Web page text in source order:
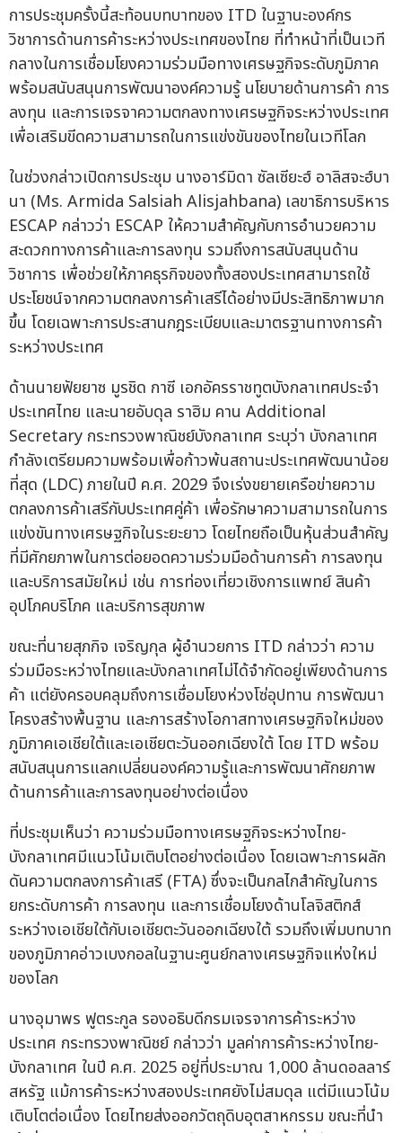
การประชุมครั้งนี้สะท้อนบทบาทของ ITD ในฐานะองค์กร
วิชาการด้านการค้าระหว่างประเทศของไทย ที่ทำหน้าที่เป็นเวที
กลางในการเชื่อมโยงความร่วมมือทางเศรษฐกิจระดับภูมิภาค
พร้อมสนับสนุนการพัฒนาองค์ความรู้ นโยบายด้านการค้า การ
ลงทุน และการเจรจาความตกลงทางเศรษฐกิจระหว่างประเทศ
เพื่อเสริมขีดความสามารถในการแข่งขันของไทยในเวทีโลก
ในช่วงกล่าวเปิดการประชุม นางอาร์มิดา ซัลเซียะฮ์ อาลิสจะฮ์บา
นา (Ms. Armida Salsiah Alisjahbana) เลขาธิการบริหาร
ESCAP กล่าวว่า ESCAP ให้ความสำคัญกับการอำนวยความ
สะดวกทางการค้าและการลงทุน รวมถึงการสนับสนุนด้าน
วิชาการ เพื่อช่วยให้ภาคธุรกิจของทั้งสองประเทศสามารถใช้
ประโยชน์จากความตกลงการค้าเสรีได้อย่างมีประสิทธิภาพมาก
ขึ้น โดยเฉพาะการประสานกฎระเบียบและมาตรฐานทางการค้า
ระหว่างประเทศ
ด้านนายฟัยยาซ มูรชิด กาซี เอกอัครราชทูตบังกลาเทศประจำ
ประเทศไทย และนายอับดุล ราฮิม คาน Additional
Secretary กระทรวงพาณิชย์บังกลาเทศ ระบุว่า บังกลาเทศ
กำลังเตรียมความพร้อมเพื่อก้าวพ้นสถานะประเทศพัฒนาน้อย
ที่สุด (LDC) ภายในปี ค.ศ. 2029 จึงเร่งขยายเครือข่ายความ
ตกลงการค้าเสรีกับประเทศคู่ค้า เพื่อรักษาความสามารถในการ
แข่งขันทางเศรษฐกิจในระยะยาว โดยไทยถือเป็นหุ้นส่วนสำคัญ
ที่มีศักยภาพในการต่อยอดความร่วมมือด้านการค้า การลงทุน
และบริการสมัยใหม่ เช่น การท่องเที่ยวเชิงการแพทย์ สินค้า
อุปโภคบริโภค และบริการสุขภาพ
ขณะที่นายสุภกิจ เจริญกุล ผู้อำนวยการ ITD กล่าวว่า ความ
ร่วมมือระหว่างไทยและบังกลาเทศไม่ได้จำกัดอยู่เพียงด้านการ
ค้า แต่ยังครอบคลุมถึงการเชื่อมโยงห่วงโซ่อุปทาน การพัฒนา
โครงสร้างพื้นฐาน และการสร้างโอกาสทางเศรษฐกิจใหม่ของ
ภูมิภาคเอเชียใต้และเอเชียตะวันออกเฉียงใต้ โดย ITD พร้อม
สนับสนุนการแลกเปลี่ยนองค์ความรู้และการพัฒนาศักยภาพ
ด้านการค้าและการลงทุนอย่างต่อเนื่อง
ที่ประชุมเห็นว่า ความร่วมมือทางเศรษฐกิจระหว่างไทย-
บังกลาเทศมีแนวโน้มเติบโตอย่างต่อเนื่อง โดยเฉพาะการผลัก
ดันความตกลงการค้าเสรี (FTA) ซึ่งจะเป็นกลไกสำคัญในการ
ยกระดับการค้า การลงทุน และการเชื่อมโยงด้านโลจิสติกส์
ระหว่างเอเชียใต้กับเอเชียตะวันออกเฉียงใต้ รวมถึงเพิ่มบทบาท
ของภูมิภาคอ่าวเบงกอลในฐานะศูนย์กลางเศรษฐกิจแห่งใหม่
ของโลก
นางอุมาพร ฟูตระกูล รองอธิบดีกรมเจรจาการค้าระหว่าง
ประเทศ กระทรวงพาณิชย์ กล่าวว่า มูลค่าการค้าระหว่างไทย-
บังกลาเทศ ในปี ค.ศ. 2025 อยู่ที่ประมาณ 1,000 ล้านดอลลาร์
สหรัฐ แม้การค้าระหว่างสองประเทศยังไม่สมดุล แต่มีแนวโน้ม
เติบโตต่อเนื่อง โดยไทยส่งออกวัตถุดิบอุตสาหกรรม ขณะที่นำ